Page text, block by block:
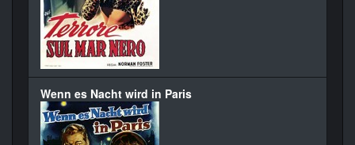
Wenn es Nacht wird in Paris